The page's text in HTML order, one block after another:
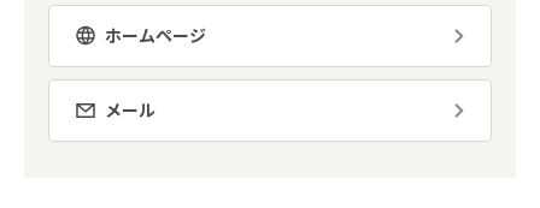
ホームページ
メール